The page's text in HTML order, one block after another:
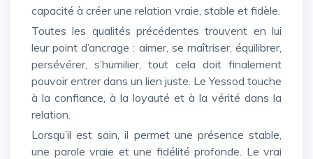
capacité à créer une relation vraie, stable et fidèle.
Toutes les qualités précédentes trouvent en lui
leur point d’ancrage : aimer, se maîtriser, équilibrer,
persévérer, s’humilier, tout cela doit finalement
pouvoir entrer dans un lien juste. Le Yessod touche
à la confiance, à la loyauté et à la vérité dans la
relation.
Lorsqu’il est sain, il permet une présence stable,
une parole vraie et une fidélité profonde. Le vrai